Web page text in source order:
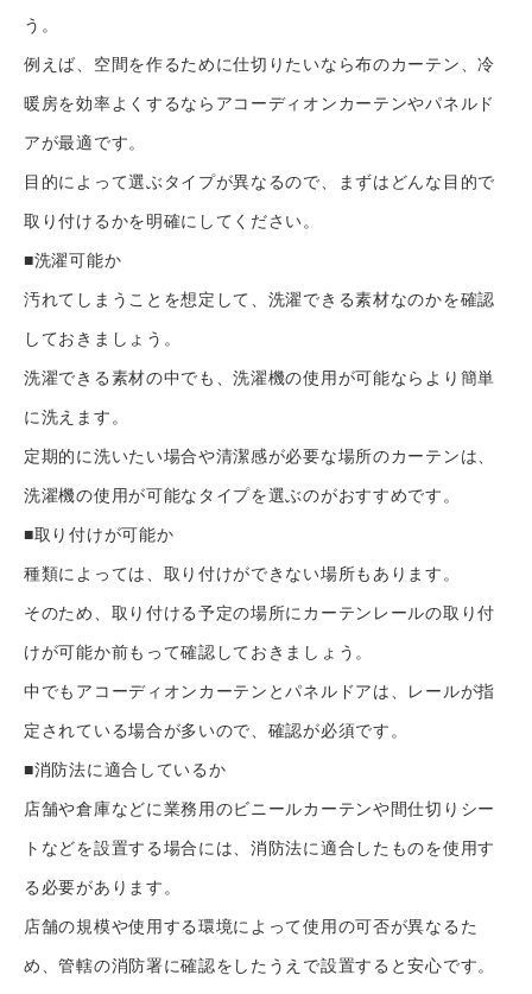
TOP
実績
会社概要
う。
例えば、空間を作るために仕切りたいなら布のカーテン、冷
暖房を効率よくするならアコーディオンカーテンやパネルド
アが最適です。
目的によって選ぶタイプが異なるので、まずはどんな目的で
取り付けるかを明確にしてください。
■洗濯可能か
汚れてしまうことを想定して、洗濯できる素材なのかを確認
しておきましょう。
洗濯できる素材の中でも、洗濯機の使用が可能ならより簡単
に洗えます。
定期的に洗いたい場合や清潔感が必要な場所のカーテンは、
洗濯機の使用が可能なタイプを選ぶのがおすすめです。
■取り付けが可能か
種類によっては、取り付けができない場所もあります。
そのため、取り付ける予定の場所にカーテンレールの取り付
けが可能か前もって確認しておきましょう。
中でもアコーディオンカーテンとパネルドアは、レールが指
定されている場合が多いので、確認が必須です。
■消防法に適合しているか
店舗や倉庫などに業務用のビニールカーテンや間仕切りシー
トなどを設置する場合には、消防法に適合したものを使用す
る必要があります。
店舗の規模や使用する環境によって使用の可否が異なるた
め、管轄の消防署に確認をしたうえで設置すると安心です。